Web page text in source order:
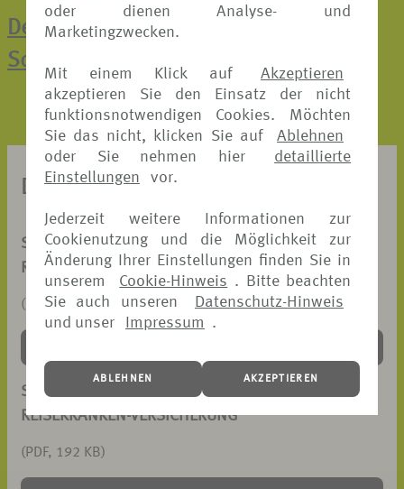
oder dienen Analyse- und
Marketingzwecken.
Mit einem Klick auf
Akzeptieren
akzeptieren Sie den Einsatz der nicht
funktionsnotwendigen Cookies. Möchten
Sie das nicht, klicken Sie auf
Ablehnen
oder Sie nehmen hier
detaillierte
Einstellungen
vor.
Jederzeit weitere Informationen zur
Cookienutzung und die Möglichkeit zur
Änderung Ihrer Einstellungen finden Sie in
unserem
Cookie-Hinweis . Bitte beachten
Sie auch unseren
Datenschutz-Hinweis
und unser
Impressum .
ABLEHNEN AKZEPTIEREN
Der direkte Weg zur Online-
Schadenmeldung
DOKUMENTE ZUM DOWNLOAD
SCHADENANZEIGE
REISERÜCKTRITT-VERSICHERUNG
(PDF, 326 KB)
SCHADENANZEIGE
REISEKRANKEN-VERSICHERUNG
(PDF, 192 KB)